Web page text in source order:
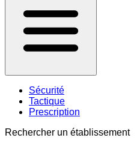
Sécurité
Tactique
Prescription
Rechercher un établissement